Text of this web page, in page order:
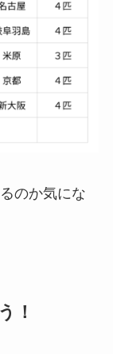
のか気にな
！